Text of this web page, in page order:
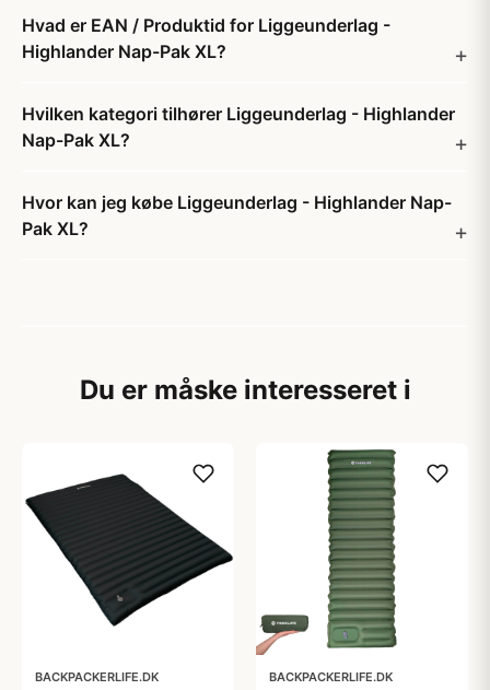
Hvad er EAN / Produktid for Liggeunderlag -
Highlander Nap-Pak XL?
Hvilken kategori tilhører Liggeunderlag - Highlander
Nap-Pak XL?
Hvor kan jeg købe Liggeunderlag - Highlander Nap-
Pak XL?
Du er måske interesseret i
BACKPACKERLIFE.DK BACKPACKERLIFE.DK